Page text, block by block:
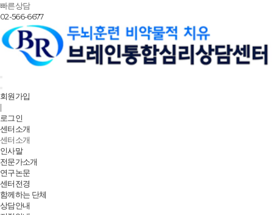
빠른상담
02-566-6677
회원가입
|
로그인
센터소개
센터소개
인사말
전문가소개
연구논문
센터전경
함께하는 단체
상담안내